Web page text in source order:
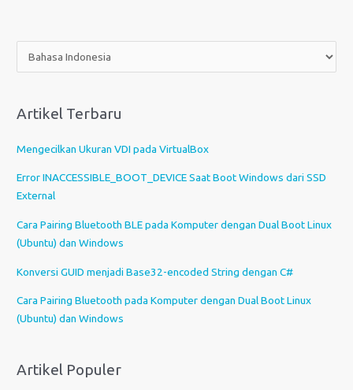
h
b
u
h
b
a
a
s
Artikel Terbaru
Mengecilkan Ukuran VDI pada VirtualBox
Error INACCESSIBLE_BOOT_DEVICE Saat Boot Windows dari SSD
External
Cara Pairing Bluetooth BLE pada Komputer dengan Dual Boot Linux
(Ubuntu) dan Windows
Konversi GUID menjadi Base32-encoded String dengan C#
Cara Pairing Bluetooth pada Komputer dengan Dual Boot Linux
(Ubuntu) dan Windows
Artikel Populer